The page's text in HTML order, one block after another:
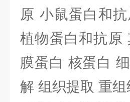
原 小鼠蛋白和
植物蛋白和抗原
膜蛋白 核蛋白
解 组织提取 重